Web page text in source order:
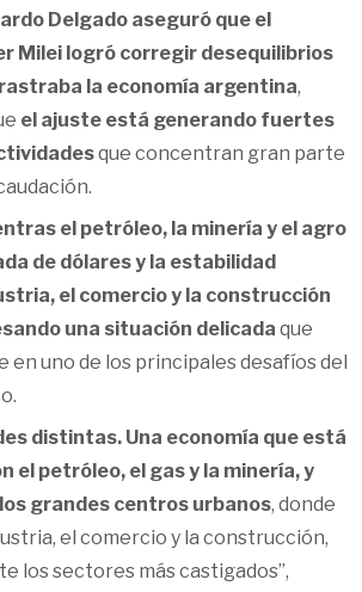
Delgado aseguró que el
Milei logró corregir desequilibrios
la economía argentina,
el ajuste está generando fuertes
que concentran gran parte
el petróleo, la minería y el agro
de dólares y la estabilidad
el comercio y la construcción
una situación delicada que
uno de los principales desafíos del
distintas. Una economía que está
el petróleo, el gas y la minería, y
grandes centros urbanos, donde
el comercio y la construcción,
los sectores más castigados”,